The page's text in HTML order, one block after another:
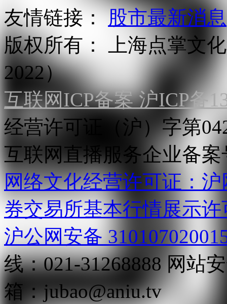
友情链接： 股市最新消息
版权所有：
上海点掌文
2022）
互联网ICP备案 沪ICP备
经营许可证（沪）字第
互联网直播服务企业备案
网络文化经营许可证：沪
券交易所基本行情展示许
沪公网安备
线：021-31268888 网站
箱：jubao@aniu.tv